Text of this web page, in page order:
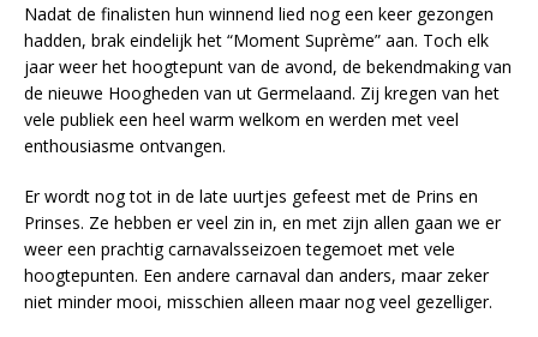
Nadat de finalisten hun winnend lied nog een keer gezongen
hadden, brak eindelijk het “Moment Suprème” aan. Toch elk
jaar weer het hoogtepunt van de avond, de bekendmaking van
de nieuwe Hoogheden van ut Germelaand. Zij kregen van het
vele publiek een heel warm welkom en werden met veel
enthousiasme ontvangen.
Er wordt nog tot in de late uurtjes gefeest met de Prins en
Prinses. Ze hebben er veel zin in, en met zijn allen gaan we er
weer een prachtig carnavalsseizoen tegemoet met vele
hoogtepunten. Een andere carnaval dan anders, maar zeker
niet minder mooi, misschien alleen maar nog veel gezelliger.